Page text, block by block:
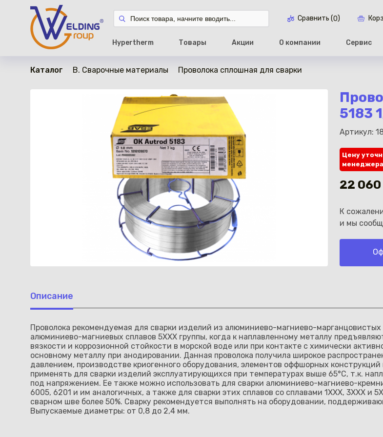
Сравнить (0)
Hypertherm Товары Акции О компании Сервис
Каталог B. Сварочные материалы Проволока сплошная для сварки
5183
Артикул:
в наличии
Цену
менеджера
22 060
К
и мы
Описание
Проволока рекомендуемая для сварки изделий из алюминиево-магниево-
алюминиево-магниевых сплавов 5ХХХ группы, когда к наплавленному металлу
вязкости и коррозионной стойкости в морской воде или при контакте с химически
основному металлу при анодировании. Данная проволока получила широкое
давлением, производстве криогенного оборудования, элементов оффшорных
применять для сварки изделий эксплуатирующихся при температурах выше 65°С, т.к.
под напряжением. Ее также можно использовать для сварки алюминиево-магниево-
6005, 6201 и им аналогичных, а также для сварки этих сплавов со сплавами 1ХХХ, 3ХХХ и
сварном шве более 50%. Сварку рекомендуется выполнять на оборудовании,
Выпускаемые диаметры: от 0,8 до 2,4 мм.